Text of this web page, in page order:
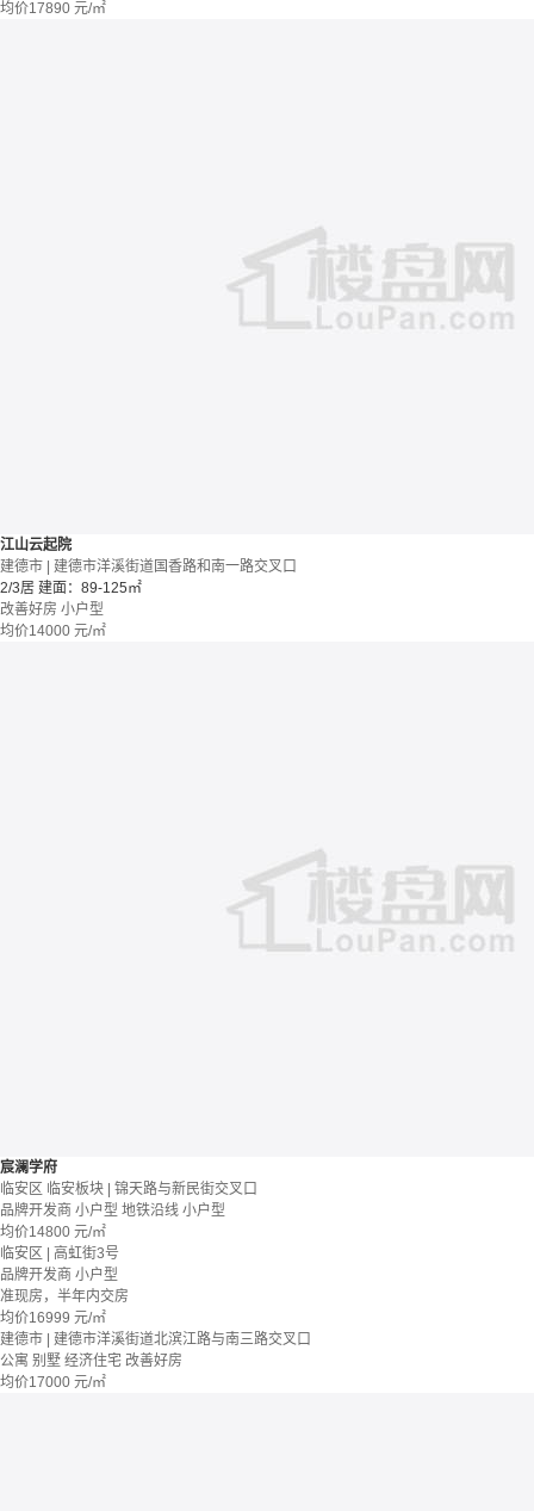
均价17890 元/㎡
江山云起院
建德市 | 建德市洋溪街道国香路和南一路交叉口
2/3居 建面：89-125㎡
改善好房 小户型
均价14000 元/㎡
宸澜学府
临安区 临安板块 | 锦天路与新民街交叉口
品牌开发商 小户型 地铁沿线 小户型
均价14800 元/㎡
临安区 | 高虹街3号
品牌开发商 小户型
准现房，半年内交房
均价16999 元/㎡
建德市 | 建德市洋溪街道北滨江路与南三路交叉口
公寓 别墅 经济住宅 改善好房
均价17000 元/㎡